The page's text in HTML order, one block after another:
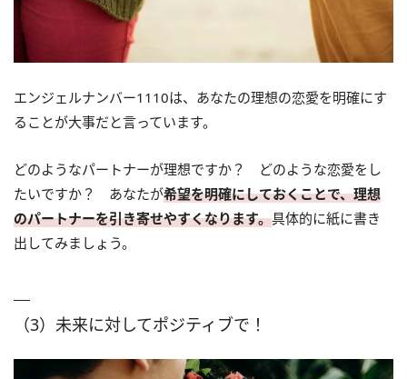
エンジェルナンバー1110は、あなたの理想の恋愛を明確にす
ることが大事だと言っています。
どのようなパートナーが理想ですか？ どのような恋愛をし
たいですか？ あなたが希望を明確にしておくことで、理想
のパートナーを引き寄せやすくなります。具体的に紙に書き
出してみましょう。
（3）未来に対してポジティブで！